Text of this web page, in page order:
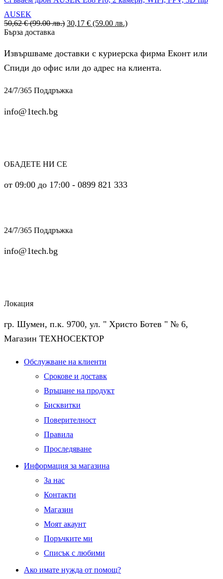
AUSEK
50,62€ (99.00 лв.) Original
(99.00
лв.).
30,17 € (59.00 лв.)
30,17 €
(59.00
лв.).
Бърза доставка
Извършваме доставки с куриерска фирма Еконт или
Спиди до офис или до адрес на клиента.
24/7/365 Поддръжка
info@1tech.bg
ОБАДЕТЕ НИ СЕ
от 09:00 до 17:00 - 0899 821 333
24/7/365 Поддръжка
info@1tech.bg
Локация
гр. Шумен, п.к. 9700, ул. " Христо Ботев " № 6,
Магазин ТЕХНОСЕКТОР
Facebook
Twitter
Instagram
Pinterest
Linkedin
Youtube
VimeoОбслужване на клиенти
Срокове и доставк
Връщане на продукт
Бисквитки
Поверителност
Правила
Проследяване
Информация за магазина
За нас
Контакти
Магазин
Моят акаунт
Поръчките ми
Списък с любими
Ако имате нужда от помощ?